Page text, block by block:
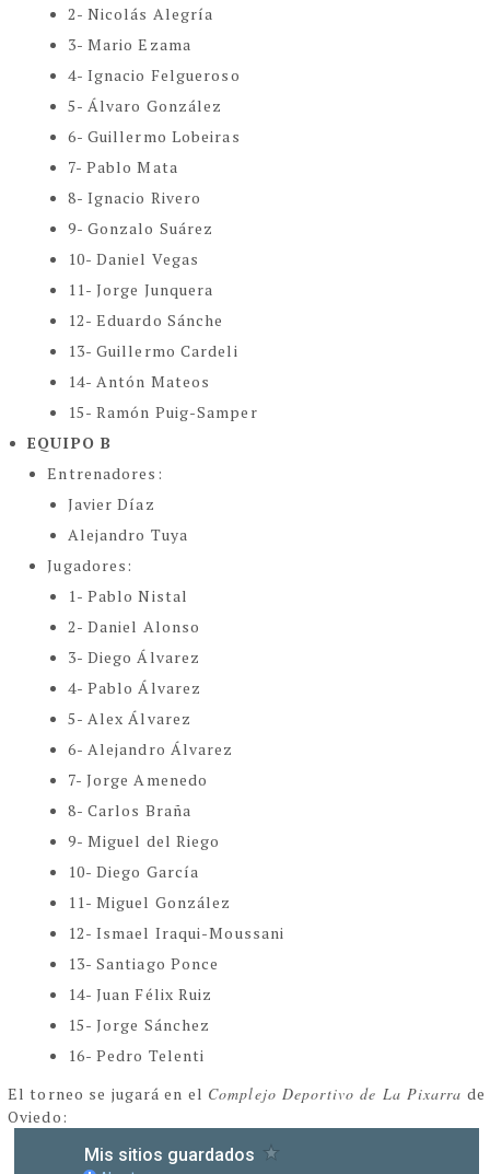
2- Nicolás Alegría
3- Mario Ezama
4- Ignacio Felgueroso
5- Álvaro González
6- Guillermo Lobeiras
7- Pablo Mata
8- Ignacio Rivero
9- Gonzalo Suárez
10- Daniel Vegas
11- Jorge Junquera
12- Eduardo Sánche
13- Guillermo Cardeli
14- Antón Mateos
15- Ramón Puig-Samper
EQUIPO B
Entrenadores:
Javier Díaz
Alejandro Tuya
Jugadores:
1- Pablo Nistal
2- Daniel Alonso
3- Diego Álvarez
4- Pablo Álvarez
5- Alex Álvarez
6- Alejandro Álvarez
7- Jorge Amenedo
8- Carlos Braña
9- Miguel del Riego
10- Diego García
11- Miguel González
12- Ismael Iraqui-Moussani
13- Santiago Ponce
14- Juan Félix Ruiz
15- Jorge Sánchez
16- Pedro Telenti
El torneo se jugará en el Complejo Deportivo de La Pixarra de
Oviedo: